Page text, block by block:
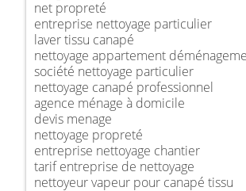
net propreté
entreprise nettoyage particulier
laver tissu canapé
nettoyage appartement
société nettoyage particulier
nettoyage canapé professionnel
agence ménage à domicile
devis menage
nettoyage propreté
entreprise nettoyage chantier
tarif entreprise de nettoyage
nettoyeur vapeur pour canapé tissu